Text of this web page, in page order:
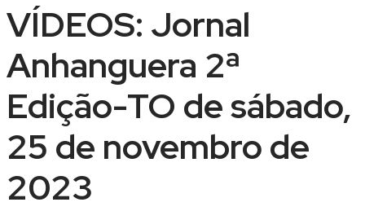
VÍDEOS: Jornal
Anhanguera 2ª
Edição-TO de sábado,
25 de novembro de
2023